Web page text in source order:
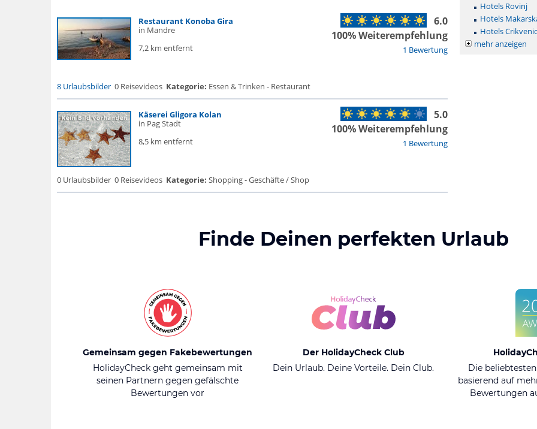
Restaurant Konoba Gira
in Mandre
7,2 km entfernt
1 Bewertung
6.0
100% Weiterempfehlung
8 Urlaubsbilder 0 Reisevideos Kategorie: Essen & Trinken - Restaurant
Käserei Gligora Kolan
in Pag Stadt
8,5 km entfernt
1 Bewertung
5.0
100% Weiterempfehlung
0 Urlaubsbilder 0 Reisevideos Kategorie: Shopping - Geschäfte / Shop
Hotels Rovinj
Hotels
Hotels
mehr anzeigen
Finde Deinen perfekten Urlaub
Gemeinsam gegen Fakebewertungen
HolidayCheck geht gemeinsam mit
seinen Partnern gegen gefälschte
Bewertungen vor
Der HolidayCheck Club
Dein Urlaub. Deine Vorteile. Dein Club.
Die
basierend auf
Bewertungen